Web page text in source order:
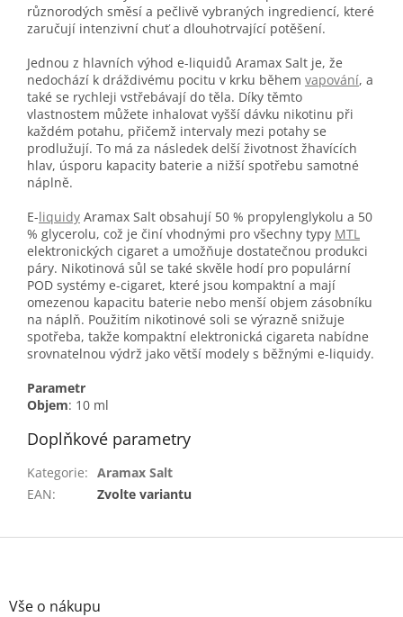
různorodých směsí a pečlivě vybraných ingrediencí, které
zaručují intenzivní chuť a dlouhotrvající potěšení.
Jednou z hlavních výhod e-liquidů Aramax Salt je, že
nedochází k dráždivému pocitu v krku během vapování, a
také se rychleji vstřebávají do těla. Díky těmto
vlastnostem můžete inhalovat vyšší dávku nikotinu při
každém potahu, přičemž intervaly mezi potahy se
prodlužují. To má za následek delší životnost žhavících
hlav, úsporu kapacity baterie a nižší spotřebu samotné
náplně.
E-liquidy Aramax Salt obsahují 50 % propylenglykolu a 50
% glycerolu, což je činí vhodnými pro všechny typy MTL
elektronických cigaret a umožňuje dostatečnou produkci
páry. Nikotinová sůl se také skvěle hodí pro populární
POD systémy e-cigaret, které jsou kompaktní a mají
omezenou kapacitu baterie nebo menší objem zásobníku
na náplň. Použitím nikotinové soli se výrazně snižuje
spotřeba, takže kompaktní elektronická cigareta nabídne
srovnatelnou výdrž jako větší modely s běžnými e-liquidy.
Parametr
Objem: 10 ml
Doplňkové parametry
Kategorie: Aramax Salt
EAN: Zvolte variantu
Z
Vše o nákupu